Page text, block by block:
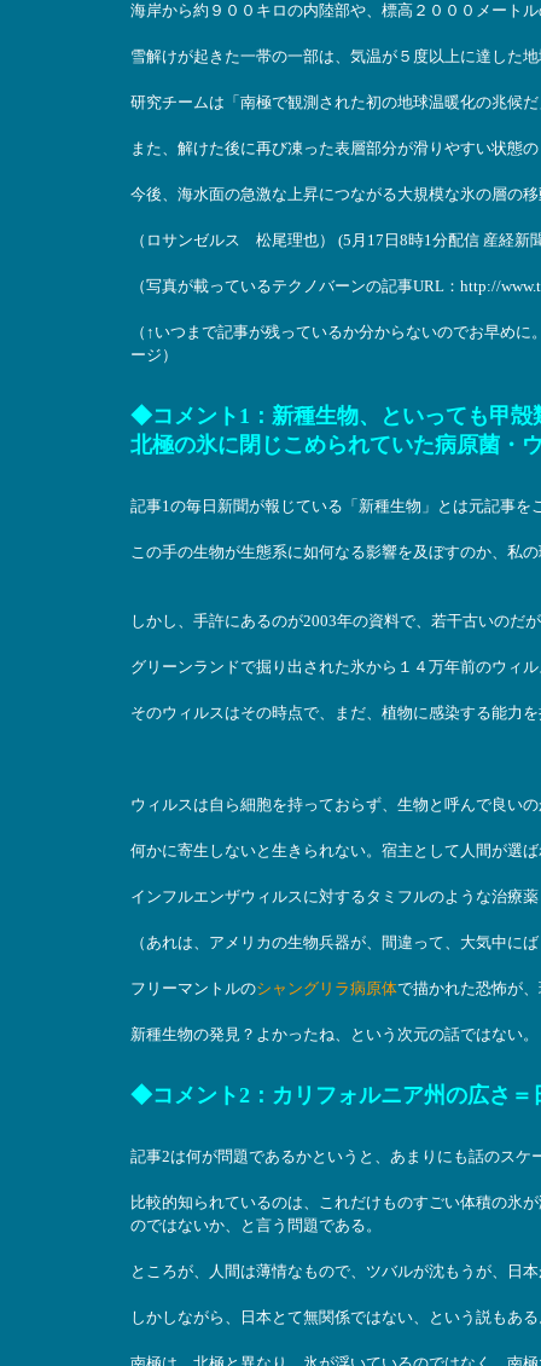
海岸から約９００キロの内陸部や、標高２０００メート
雪解けが起きた一帯の一部は、気温が５度以上に達した
研究チームは「南極で観測された初の地球温暖化の兆候
また、解けた後に再び凍った表層部分が滑りやすい状態
今後、海水面の急激な上昇につながる大規模な氷の層の
（ロサンゼルス 松尾理也） (5月17日8時1分配信 産経新
（写真が載っているテクノバーンの記事URL：http://
（↑いつまで記事が残っているか分からないのでお早め
ージ）
◆コメント1：新種生物、といっても甲
北極の氷に閉じこめられていた病原菌・
記事1の毎日新聞が報じている「新種生物」とは元記事
この手の生物が生態系に如何なる影響を及ぼすのか、私
しかし、手許にあるのが2003年の資料で、若干古いのだ
グリーンランドで掘り出された氷から１４万年前のウィ
そのウィルスはその時点で、まだ、植物に感染する能力
ウィルスは自ら細胞を持っておらず、生物と呼んで良い
何かに寄生しないと生きられない。宿主として人間が選
インフルエンザウィルスに対するタミフルのような治療
（あれは、アメリカの生物兵器が、間違って、大気中に
フリーマントルのシャングリラ病原体で描かれた恐怖が
新種生物の発見？よかったね、という次元の話ではない。
◆コメント2：カリフォルニア州の広さ＝
記事2は何が問題であるかというと、あまりにも話のス
比較的知られているのは、これだけものすごい体積の氷
のではないか、と言う問題である。
ところが、人間は薄情なもので、ツバルが沈もうが、日
しかしながら、日本とて無関係ではない、という説もある